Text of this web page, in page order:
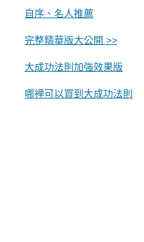
自序、名人推薦
完整精華版大公開 >>
大成功法則加強效果版
哪裡可以買到大成功法則